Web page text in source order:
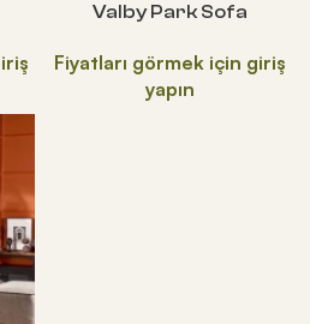
Valby Park Sofa